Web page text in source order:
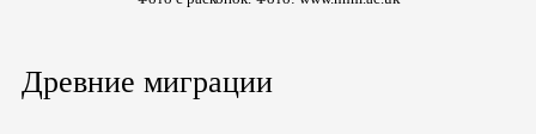
Древние миграции